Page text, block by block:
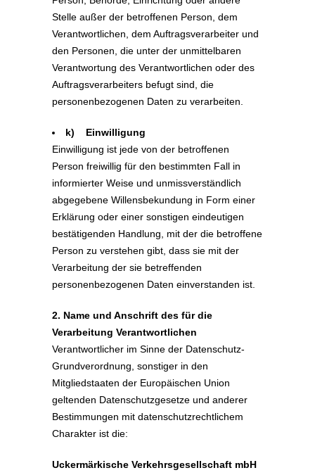
Stelle außer der betroffenen Person, dem
Verantwortlichen, dem Auftragsverarbeiter und
den Personen, die unter der unmittelbaren
Verantwortung des Verantwortlichen oder des
Auftragsverarbeiters befugt sind, die
personenbezogenen Daten zu verarbeiten.
k) Einwilligung
Einwilligung ist jede von der betroffenen
Person freiwillig für den bestimmten Fall in
informierter Weise und unmissverständlich
abgegebene Willensbekundung in Form einer
Erklärung oder einer sonstigen eindeutigen
bestätigenden Handlung, mit der die betroffene
Person zu verstehen gibt, dass sie mit der
Verarbeitung der sie betreffenden
personenbezogenen Daten einverstanden ist.
2. Name und Anschrift des für die
Verarbeitung Verantwortlichen
Verantwortlicher im Sinne der Datenschutz-
Grundverordnung, sonstiger in den
Mitgliedstaaten der Europäischen Union
geltenden Datenschutzgesetze und anderer
Bestimmungen mit datenschutzrechtlichem
Charakter ist die:
Uckermärkische Verkehrsgesellschaft mbH